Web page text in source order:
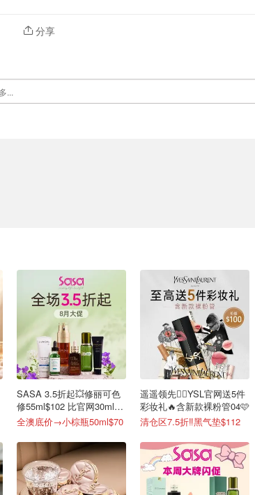
分享
SASA 3.5折起💥修丽可色
修55ml$102 比官网30ml还
低！
全澳底价→小棕瓶50ml$70
遥遥领先🏃‍♂️YSL官网送5件
彩妆礼🔥含新款裸粉管04🩷
清仓区7.5折‼️黑气垫$112